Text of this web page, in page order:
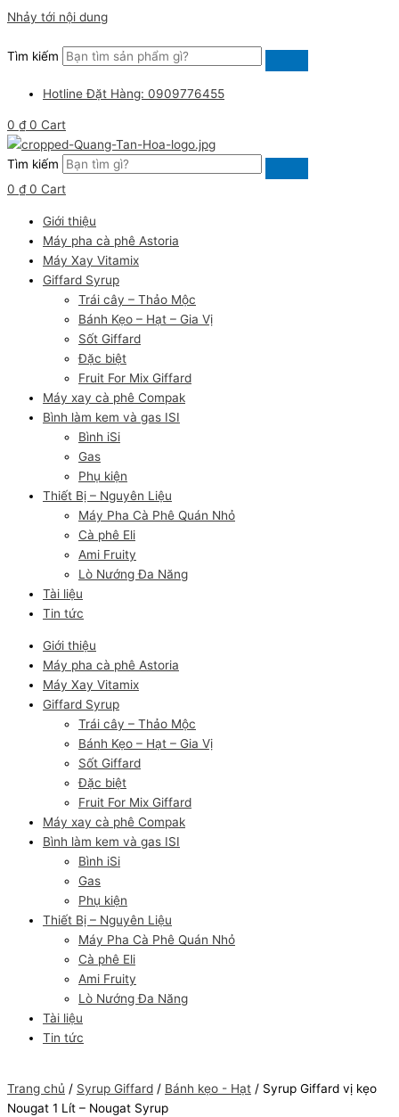
Nhảy tới nội dung
Tìm kiếm
Hotline Đặt Hàng: 0909776455
0 ₫ 0 Cart
Tìm kiếm
0 ₫ 0 Cart
Giới thiệu
Máy pha cà phê Astoria
Máy Xay Vitamix
Giffard Syrup
Trái cây – Thảo Mộc
Bánh Kẹo – Hạt – Gia Vị
Sốt Giffard
Đặc biệt
Fruit For Mix Giffard
Máy xay cà phê Compak
Bình làm kem và gas ISI
Bình iSi
Gas
Phụ kiện
Thiết Bị – Nguyên Liệu
Máy Pha Cà Phê Quán Nhỏ
Cà phê Eli
Ami Fruity
Lò Nướng Đa Năng
Tài liệu
Tin tức
Giới thiệu
Máy pha cà phê Astoria
Máy Xay Vitamix
Giffard Syrup
Trái cây – Thảo Mộc
Bánh Kẹo – Hạt – Gia Vị
Sốt Giffard
Đặc biệt
Fruit For Mix Giffard
Máy xay cà phê Compak
Bình làm kem và gas ISI
Bình iSi
Gas
Phụ kiện
Thiết Bị – Nguyên Liệu
Máy Pha Cà Phê Quán Nhỏ
Cà phê Eli
Ami Fruity
Lò Nướng Đa Năng
Tài liệu
Tin tức
Trang chủ / Syrup Giffard / Bánh kẹo - Hạt / Syrup Giffard vị kẹo
Nougat 1 Lít – Nougat Syrup